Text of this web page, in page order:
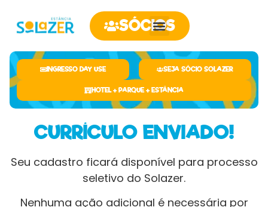
SÓCIOS
INGRESSO DAY USE SEJA SÓCIO SOLAZER
HOTEL + PARQUE + ESTÂNCIA
CURRÍCULO ENVIADO!
Seu cadastro ficará disponível para processo
seletivo do Solazer.
Nenhuma ação adicional é necessária por